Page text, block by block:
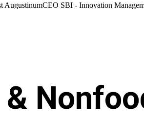
AugustinumCEO SBI - Innovation